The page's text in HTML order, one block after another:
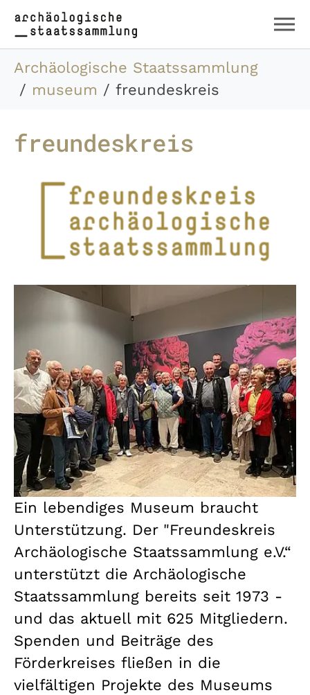
Zum Hauptinhalt springen
Skip to page footer
Sie sind hier:
Archäologische Staatssammlung
museum
freundeskreis
freundeskreis
Ein lebendiges Museum braucht
Unterstützung. Der "Freundeskreis
Archäologische Staatssammlung e.V.“
unterstützt die Archäologische
Staatssammlung bereits seit 1973 -
und das aktuell mit 625 Mitgliedern.
Spenden und Beiträge des
Förderkreises fließen in die
vielfältigen Projekte des Museums